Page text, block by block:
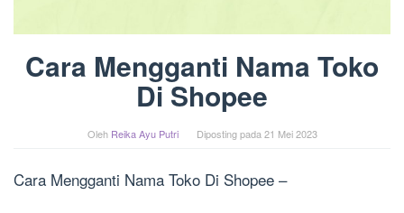
Cara Mengganti Nama Toko
Di Shopee
Oleh Reika Ayu Putri Diposting pada 21 Mei 2023
Cara Mengganti Nama Toko Di Shopee –